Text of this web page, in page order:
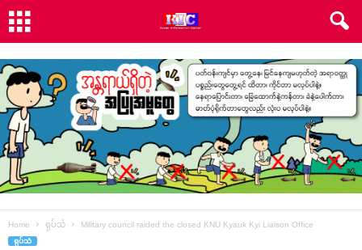
Home ရုပ်သံ Military council raided the closed KNU Kyauk Kyi Liaison Office
ရုပ်သံ